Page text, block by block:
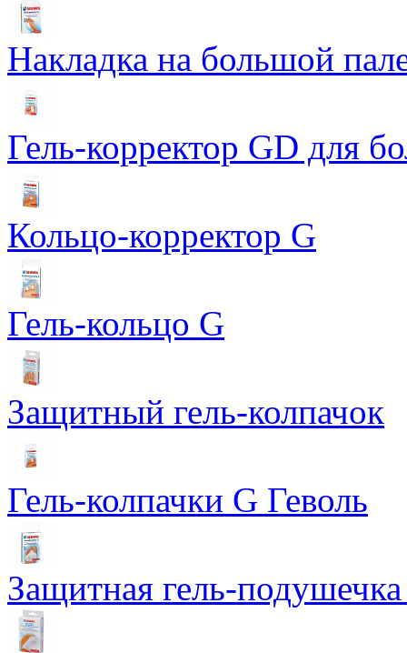
Накладка на большой
Гель-корректор GD для
Кольцо-корректор G
Гель-кольцо G
Защитный гель-колпачок
Гель-колпачки G Геволь
Защитная гель-